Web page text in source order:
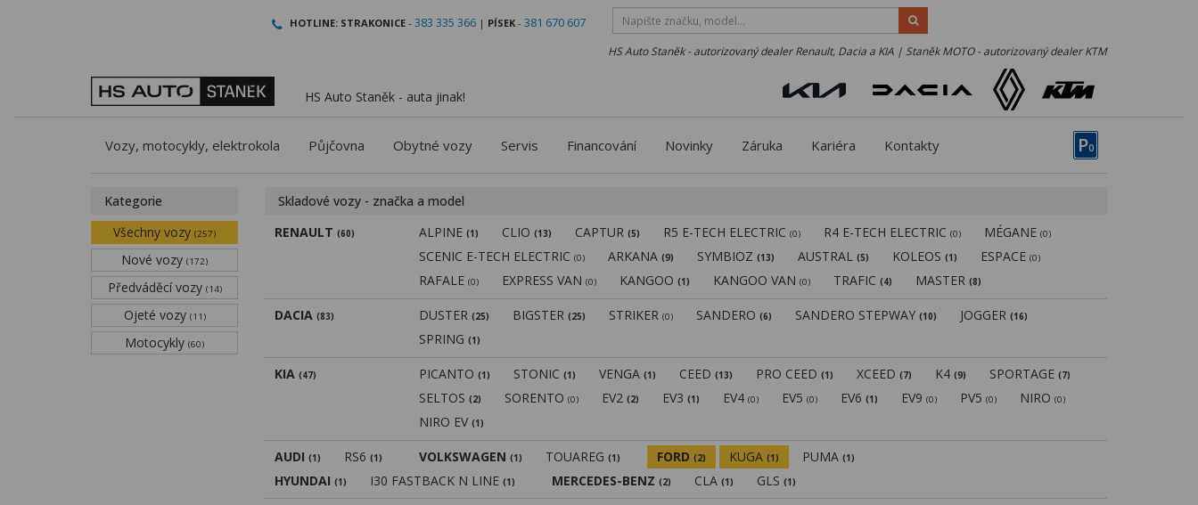
HOTLINE: STRAKONICE - 383 335 366 | PÍSEK - 381 670 607
HS Auto Staněk - autorizovaný dealer Renault, Dacia a KIA | Staněk MOTO - autorizovaný dealer KTM
HS Auto Staněk - auta jinak!
P0
Vozy, motocykly, elektrokola Půjčovna Obytné vozy Servis Financování Novinky Záruka Kariéra Kontakty
Kategorie
Všechny vozy (257)
Nové vozy (172)
Předváděcí vozy (14)
Ojeté vozy (11)
Motocykly (60)
Skladové vozy - značka a model
RENAULT (60) ALPINE(1) CLIO(13) CAPTUR(5) R5 E-TECH ELECTRIC(0) R4 E-TECH ELECTRIC(0) MÉGANE(0)
SCENIC E-TECH ELECTRIC(0) ARKANA(9) SYMBIOZ(13) AUSTRAL(5) KOLEOS(1) ESPACE(0)
RAFALE(0) EXPRESS VAN(0) KANGOO(1) KANGOO VAN(0) TRAFIC(4) MASTER(8)
DACIA (83) DUSTER(25) BIGSTER(25) STRIKER(0) SANDERO(6) SANDERO STEPWAY(10) JOGGER(16)
SPRING(1)
KIA (47) PICANTO(1) STONIC(1) VENGA(1) CEED(13) PRO CEED(1) XCEED(7) K4(9) SPORTAGE(7)
SELTOS(2) SORENTO(0) EV2(2) EV3(1) EV4(0) EV5(0) EV6(1) EV9(0) PV5(0) NIRO(0)
NIRO EV(1)
AUDI (1) RS6 (1) VOLKSWAGEN (1) TOUAREG (1) FORD (2) KUGA (1) PUMA (1)
HYUNDAI (1) I30 FASTBACK N LINE (1) MERCEDES-BENZ (2) CLA (1) GLS (1)